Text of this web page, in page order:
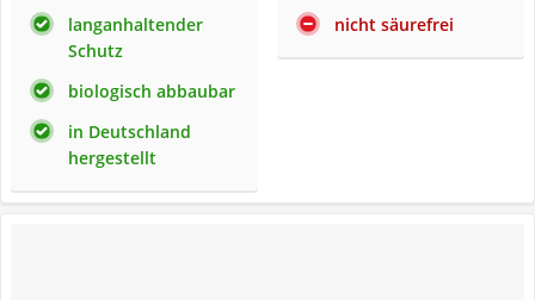
langanhaltender
Schutz
biologisch abbaubar
in Deutschland
hergestellt
nicht säurefrei